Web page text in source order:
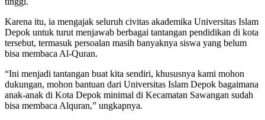
Karena itu, ia mengajak seluruh civitas akademika Universitas Islam
Depok untuk turut menjawab berbagai tantangan pendidikan di kota
tersebut, termasuk persoalan masih banyaknya siswa yang belum
bisa membaca Al-Quran.
“Ini menjadi tantangan buat kita sendiri, khususnya kami mohon
dukungan, mohon bantuan dari Universitas Islam Depok bagaimana
anak-anak di Kota Depok minimal di Kecamatan Sawangan sudah
bisa membaca Alquran,” ungkapnya.